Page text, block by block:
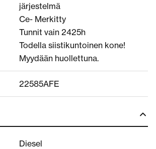
järjestelmä
Ce- Merkitty
Tunnit vain 2425h
Todella siistikuntoinen kone!
Myydään huollettuna.
22585AFE
Diesel